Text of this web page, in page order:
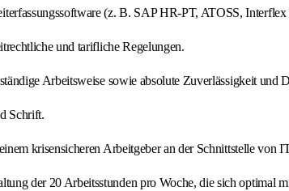
(z. B. SAP HR-PT, ATOSS, Interflex
und tarifliche Regelungen.
Arbeitsweise sowie absolute Zuverlässigkeit
Schrift.
krisensicheren Arbeitgeber an der Schnittstelle von
der 20 Arbeitsstunden pro Woche, die sich optimal